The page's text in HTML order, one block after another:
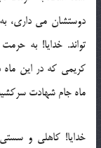
دوستشان می داری،
تواند. خدایا! به
کریمی که در این ماه
ماه جام شهادت
خدایا! کاهلی و